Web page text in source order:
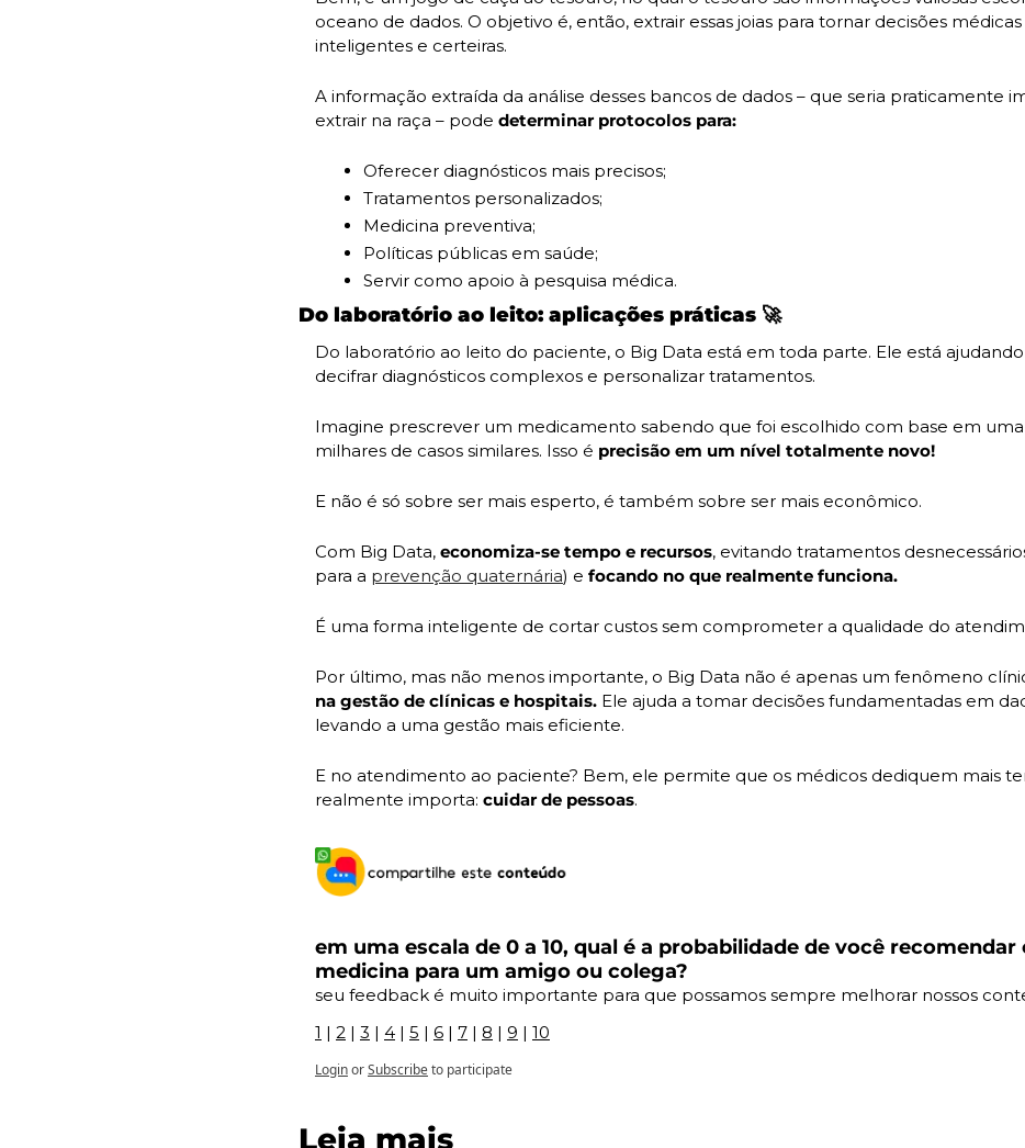
oceano de dados. O objetivo é, então, extrair essas joias para tornar decisões médicas
inteligentes e certeiras.
A informação extraída da análise desses bancos de dados – que seria praticamente
extrair na raça – pode determinar protocolos para:
Oferecer diagnósticos mais precisos;
Tratamentos personalizados;
Medicina preventiva;
Políticas públicas em saúde;
Servir como apoio à pesquisa médica.
Do laboratório ao leito: aplicações práticas 🚀
Do laboratório ao leito do paciente, o Big Data está em toda parte. Ele está
decifrar diagnósticos complexos e personalizar tratamentos.
Imagine prescrever um medicamento sabendo que foi escolhido com base em uma
milhares de casos similares. Isso é precisão em um nível totalmente novo!
E não é só sobre ser mais esperto, é também sobre ser mais econômico.
Com Big Data, economiza-se tempo e recursos, evitando tratamentos
para a prevenção quaternária) e focando no que realmente funciona.
É uma forma inteligente de cortar custos sem comprometer a qualidade do
Por último, mas não menos importante, o Big Data não é apenas um fenômeno
na gestão de clínicas e hospitais. Ele ajuda a tomar decisões fundamentadas em
levando a uma gestão mais eficiente.
E no atendimento ao paciente? Bem, ele permite que os médicos dediquem mais
realmente importa: cuidar de pessoas.
em uma escala de 0 a 10, qual é a probabilidade de você recomendar
medicina para um amigo ou colega?
seu feedback é muito importante para que possamos sempre melhorar nossos
1 | 2 | 3 | 4 | 5 | 6 | 7 | 8 | 9 | 10
LoginorSubscribeto participate
Leia mais